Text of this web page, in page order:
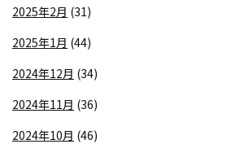
2025年2月 (31)
2025年1月 (44)
2024年12月 (34)
2024年11月 (36)
2024年10月 (46)